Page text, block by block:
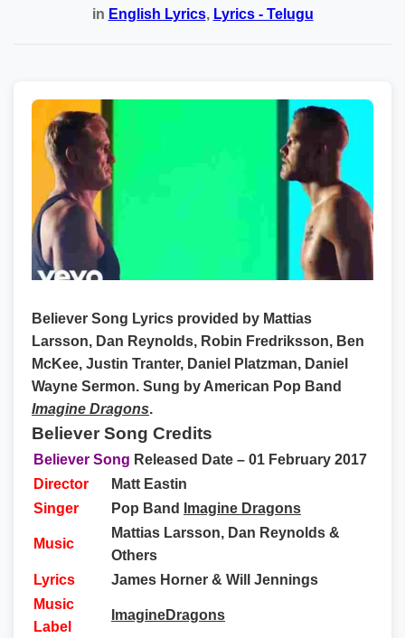
in English Lyrics, Lyrics - Telugu
Believer Song Lyrics provided by Mattias
Larsson, Dan Reynolds, Robin Fredriksson, Ben
McKee, Justin Tranter, Daniel Platzman, Daniel
Wayne Sermon. Sung by American Pop Band
Imagine Dragons.
Believer Song Credits
Believer Song Released Date – 01 February 2017
Director
Matt Eastin
Singer
Pop Band Imagine Dragons
Music
Mattias Larsson, Dan Reynolds &
Others
Lyrics
James Horner & Will Jennings
Music
Label
ImagineDragons